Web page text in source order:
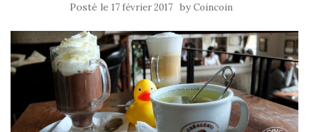
Posté le 17 février 2017 byCoincoin